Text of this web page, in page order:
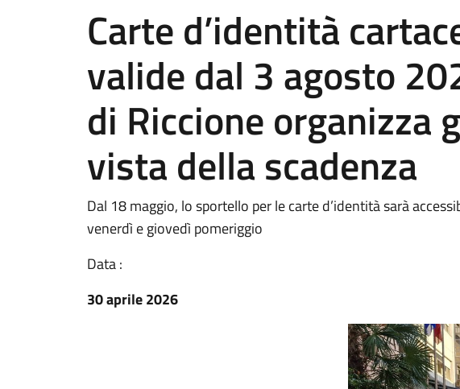
Carte d’identità
valide dal 3 agosto
di Riccione organizza
vista della scadenza
Dal 18 maggio, lo sportello per le carte d’identità sarà
venerdì e giovedì pomeriggio
Data :
30 aprile 2026